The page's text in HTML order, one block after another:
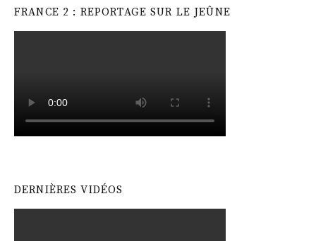
FRANCE 2 : REPORTAGE SUR LE JEÛNE
DERNIÈRES VIDÉOS